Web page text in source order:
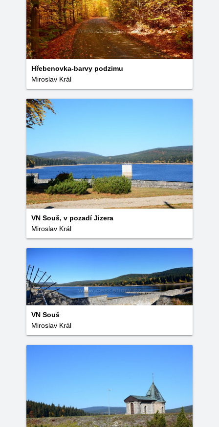
Hřebenovka-barvy podzimu
Miroslav Král
VN Souš, v pozadí Jizera
Miroslav Král
VN Souš
Miroslav Král